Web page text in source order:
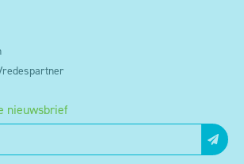
nieuwsbrief